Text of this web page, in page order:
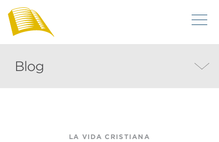
Blog
LA VIDA CRISTIANA